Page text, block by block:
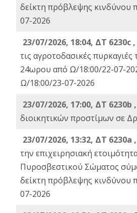
δείκτη πρόβλεψης κινδύνου
07-2026
23/07/2026, 18:04, ΔΤ 6230c ,
τις αγροτοδασικές πυρκαγιές
24ωρου από Ω/18:00/22-07-
Ω/18:00/23-07-2026
23/07/2026, 17:00, ΔΤ 6230b ,
διοικητικών προστίμων σε
23/07/2026, 13:32, ΔΤ 6230a ,
την επιχειρησιακή
Πυροσβεστικού Σώματος
δείκτη πρόβλεψης κινδύνου
07-2026